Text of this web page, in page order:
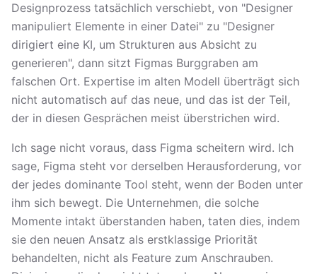
Designprozess tatsächlich verschiebt, von "Designer
manipuliert Elemente in einer Datei" zu "Designer
dirigiert eine KI, um Strukturen aus Absicht zu
generieren", dann sitzt Figmas Burggraben am
falschen Ort. Expertise im alten Modell überträgt sich
nicht automatisch auf das neue, und das ist der Teil,
der in diesen Gesprächen meist überstrichen wird.
Ich sage nicht voraus, dass Figma scheitern wird. Ich
sage, Figma steht vor derselben Herausforderung, vor
der jedes dominante Tool steht, wenn der Boden unter
ihm sich bewegt. Die Unternehmen, die solche
Momente intakt überstanden haben, taten dies, indem
sie den neuen Ansatz als erstklassige Priorität
behandelten, nicht als Feature zum Anschrauben.